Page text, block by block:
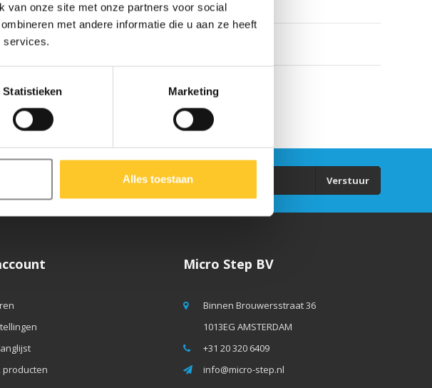
van onze site met onze partners voor social
met andere informatie die u aan ze heeft
services.
Statistieken Marketing
Alles toestaan Verstuur
producten
Micro Step BV
Binnen Brouwersstraat 36
1013EG AMSTERDAM
+31 20 320 6409
info@micro-step.nl